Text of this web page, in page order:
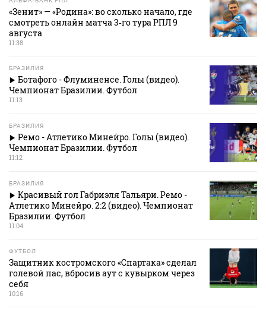
«Зенит» — «Родина»: во сколько начало, где
смотреть онлайн матча 3‑го тура РПЛ 9
августа
11:38
БРАЗИЛИЯ
Ботафого - Флуминенсе. Голы (видео).
Чемпионат Бразилии. Футбол
11:13
БРАЗИЛИЯ
Ремо - Атлетико Минейро. Голы (видео).
Чемпионат Бразилии. Футбол
11:12
БРАЗИЛИЯ
Красивый гол Габриэля Тальяри. Ремо -
Атлетико Минейро. 2:2 (видео). Чемпионат
Бразилии. Футбол
11:04
ФУТБОЛ
Защитник костромского «Спартака» сделал
голевой пас, вбросив аут с кувырком через
себя
10:16